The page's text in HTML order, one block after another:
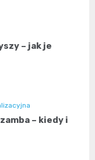
– jak je
– kiedy i